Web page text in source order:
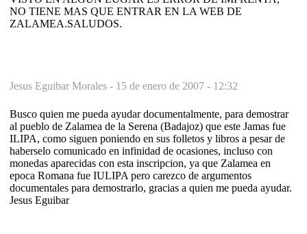
NO TIENE MAS QUE ENTRAR EN LA WEB DE
ZALAMEA.SALUDOS.
Jesus Eguibar Morales - 15 de enero de 2007 - 12:32
Busco quien me pueda ayudar documentalmente, para demostrar
al pueblo de Zalamea de la Serena (Badajoz) que este Jamas fue
ILIPA, como siguen poniendo en sus folletos y libros a pesar de
haberselo comunicado en infinidad de ocasiones, incluso con
monedas aparecidas con esta inscripcion, ya que Zalamea en
epoca Romana fue IULIPA pero carezco de argumentos
documentales para demostrarlo, gracias a quien me pueda ayudar.
Jesus Eguibar